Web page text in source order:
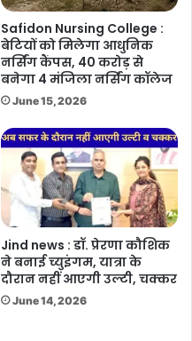
Safidon Nursing College :
बेटियों को मिलेगा आधुनिक
नर्सिंग कैंपस, 40 करोड़ से
बनेगा 4 मंजिला नर्सिंग कॉलेज
June 15, 2026
Jind news : डॉ. प्रेरणा कौशिक
ने बनाई च्युइंगम, यात्रा के
दौरान नहीं आएगी उल्टी, चक्कर
June 14, 2026